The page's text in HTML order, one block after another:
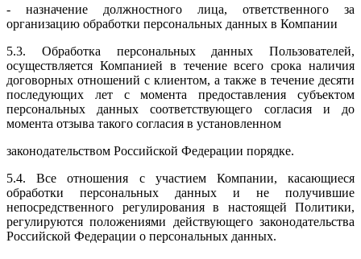
- назначение должностного лица, ответственного за
организацию обработки персональных данных в Компании
5.3. Обработка персональных данных Пользователей,
осуществляется Компанией в течение всего срока наличия
договорных отношений с клиентом, а также в течение десяти
последующих лет с момента предоставления субъектом
персональных данных соответствующего согласия и до
момента отзыва такого согласия в установленном
законодательством Российской Федерации порядке.
5.4. Все отношения с участием Компании, касающиеся
обработки персональных данных и не получившие
непосредственного регулирования в настоящей Политики,
регулируются положениями действующего законодательства
Российской Федерации о персональных данных.